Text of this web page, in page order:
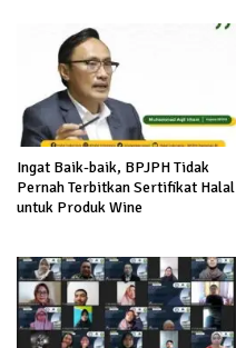
Ingat Baik-baik, BPJPH Tidak
Pernah Terbitkan Sertifikat Halal
untuk Produk Wine